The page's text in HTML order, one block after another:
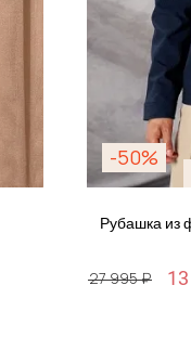
-50%
Рубашка из
27 995 ₽